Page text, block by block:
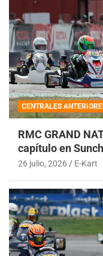
CENTRALES
RMC GRAND
capítulo en
26 julio, 2026 E-Kart